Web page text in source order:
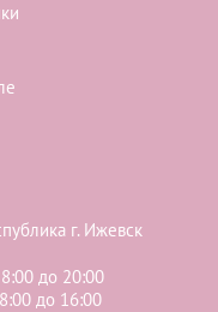
г. Ижевск
до 20:00
до 16:00